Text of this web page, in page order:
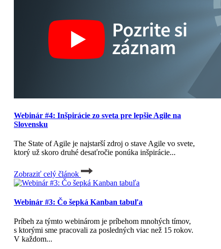
Webinár #4: Inšpirácie zo sveta pre lepšie Agile na
Slovensku
The State of Agile je najstarší zdroj o stave Agile vo svete,
ktorý už skoro druhé desaťročie ponúka inšpirácie...
Zobraziť celý článok
Webinár #3: Čo šepká Kanban tabuľa
Príbeh za týmto webinárom je príbehom mnohých tímov,
s ktorými sme pracovali za posledných viac než 15 rokov.
V každom...